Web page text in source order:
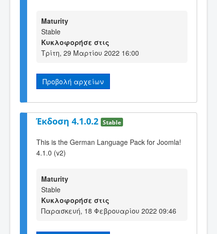
Maturity
Stable
Κυκλοφορήσε στις
Τρίτη, 29 Μαρτίου 2022 16:00
Προβολή αρχείων
Έκδοση 4.1.0.2 Stable
This is the German Language Pack for Joomla!
4.1.0 (v2)
Maturity
Stable
Κυκλοφορήσε στις
Παρασκευή, 18 Φεβρουαρίου 2022 09:46